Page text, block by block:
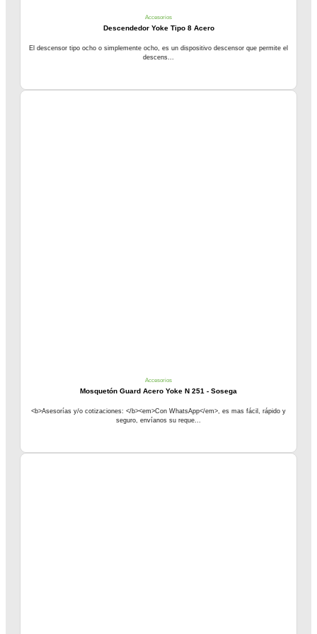
Accesorios
Descendedor Yoke Tipo 8 Acero
El descensor tipo ocho o simplemente ocho, es un dispositivo descensor que permite el
descens...
Accesorios
Mosquetón Guard Acero Yoke N 251 - Sosega
<b>Asesorías y/o cotizaciones: </b><em>Con WhatsApp</em>, es mas fácil, rápido y
seguro, envíanos su reque...